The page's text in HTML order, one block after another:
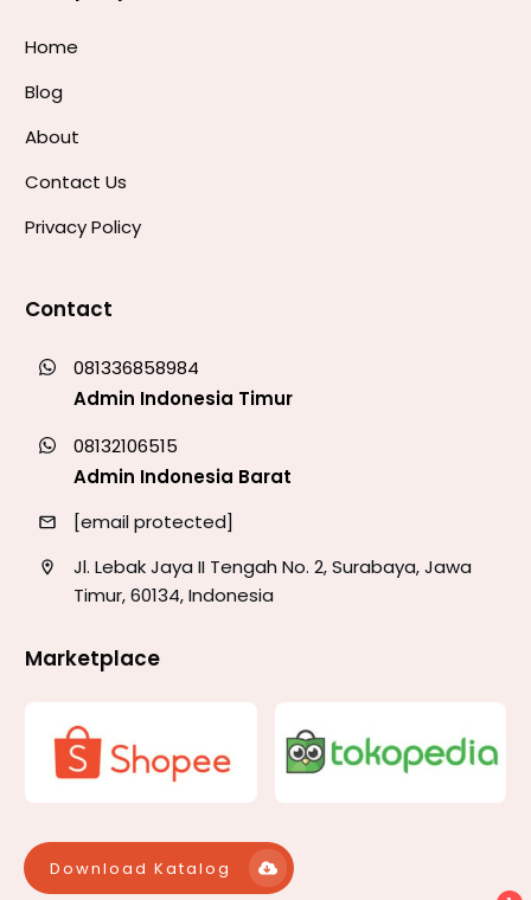
Home
Blog
About
Contact Us
Privacy Policy
Contact
081336858984
Admin Indonesia Timur
08132106515
Admin Indonesia Barat
[email protected]
Jl. Lebak Jaya II Tengah No. 2, Surabaya, Jawa
Timur, 60134, Indonesia
Marketplace
Download Katalog